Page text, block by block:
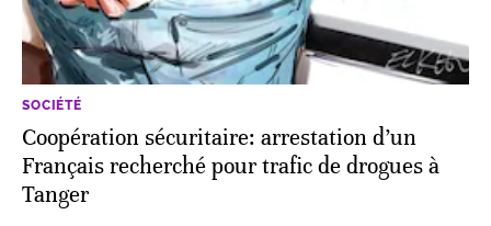
SOCIÉTÉ
Coopération sécuritaire: arrestation d’un
Français recherché pour trafic de drogues à
Tanger